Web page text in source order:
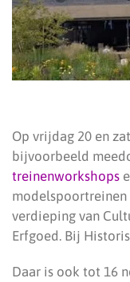
Op vrijdag 20 en
bijvoorbeeld
treinenworkshops
verdieping van
Erfgoed. Bij
Daar is ook tot 16